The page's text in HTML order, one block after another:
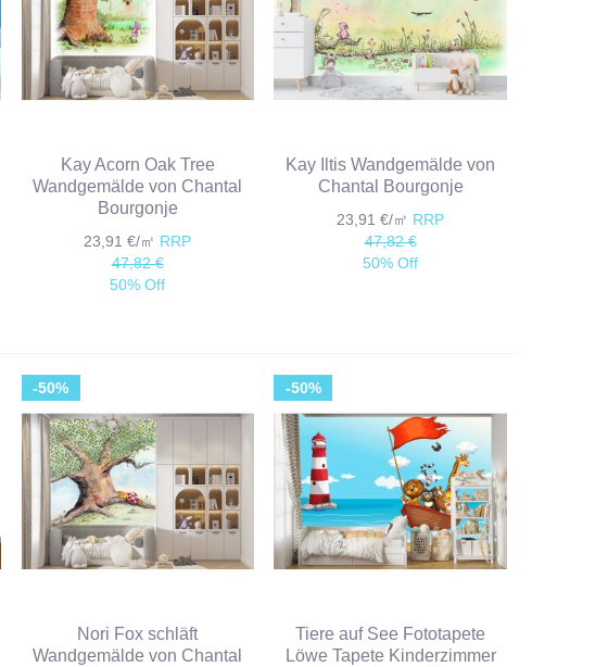
Kay Acorn Oak Tree
Wandgemälde von Chantal
Bourgonje
23,91 €/㎡ RRP
47,82 €
50% Off
Kay Iltis Wandgemälde von
Chantal Bourgonje
23,91 €/㎡ RRP
47,82 €
50% Off
-50%
Nori Fox schläft
Wandgemälde von Chantal
-50%
Tiere auf See Fototapete
Löwe Tapete Kinderzimmer